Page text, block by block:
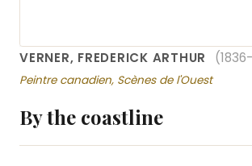
VERNER, FREDERICK ARTHUR
Peintre canadien, Scènes de l'Ouest
By the coastline